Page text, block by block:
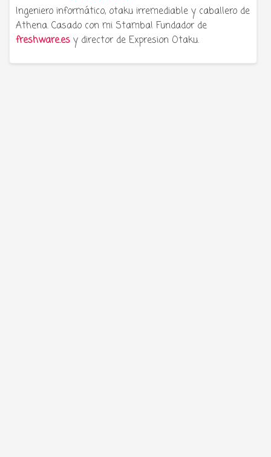
Ingeniero informático, otaku irremediable y caballero de
Athena. Casado con mi Stamba! Fundador de
freshware.es y director de Expresion Otaku.